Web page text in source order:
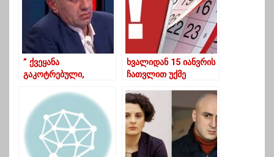
” ქვეყანა
გაკოტრებული,
გამქრალი, ხალხი
გაღატაკებული”..
ხვალიდან 15 იანვრის
ჩათვლით უქმე